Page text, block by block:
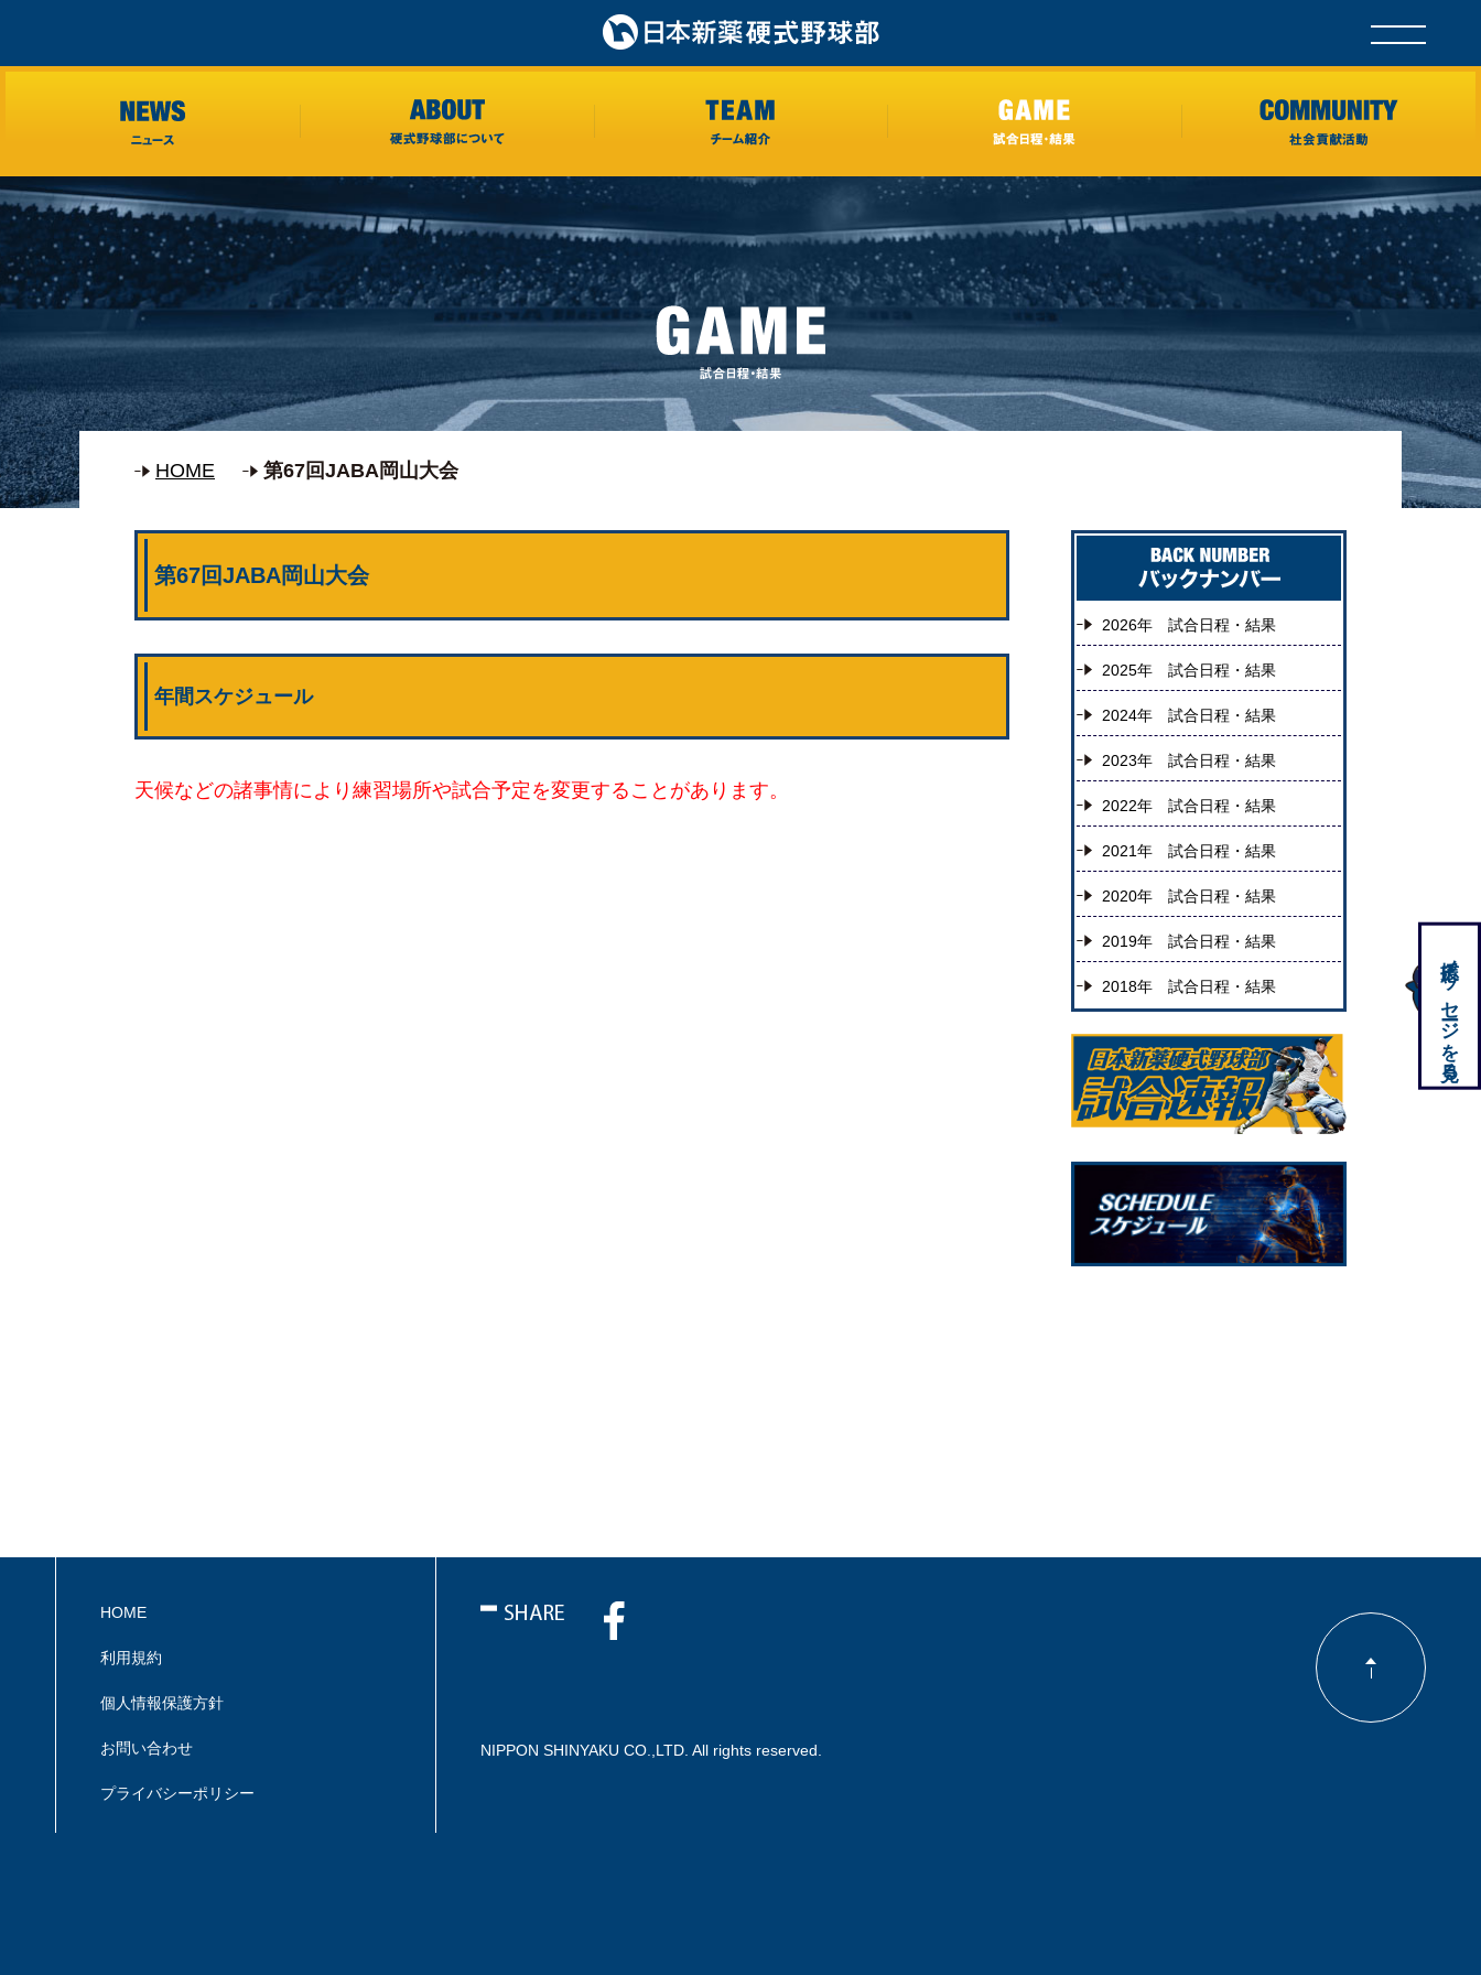
HOME 第67回JABA岡山大会
第67回JABA岡山大会
年間スケジュール
天候などの諸事情により練習場所や試合予定を変更することがあります。
2026年 試合日程・結果
2025年 試合日程・結果
2024年 試合日程・結果
2023年 試合日程・結果
2022年 試合日程・結果
2021年 試合日程・結果
2020年 試合日程・結果
2019年 試合日程・結果
2018年 試合日程・結果 応援メッセージを見る
HOME
利用規約
個人情報保護方針
お問い合わせ
プライバシーポリシー
NIPPON SHINYAKU CO.,LTD. All rights reserved.